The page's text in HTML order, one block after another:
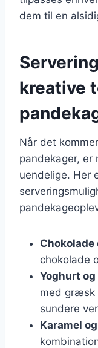
dem til en
kreative
Når det
pandekager,
uendelige. Her
Chokolade
chokolade
Yoghurt
med græsk
sundere
Karamel